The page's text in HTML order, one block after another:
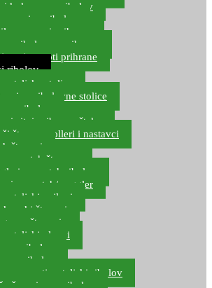
kukuruz za ribolov
za ribolov
za crve i prihranu
za ribolovnu prihranu
recepti prihrane
ribolov
stolice
za ribolovne stolice
za ribolov
i sitni pribor za šteku
štapova rolleri i nastavci
štapovi
za match štapove
za match ribolov
za match/waggler
najloni
štapovi
štapovi
plovci
za ribolov
za ribolov
za natjecateljski ribolov
čuvarice za ribolov